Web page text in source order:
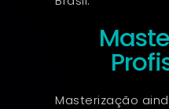
Masterização